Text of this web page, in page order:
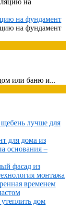
на фундамент
на фундамент
или баню и...
лучше для
для дома из
основания –
фасад из
монтажа
временем
дом